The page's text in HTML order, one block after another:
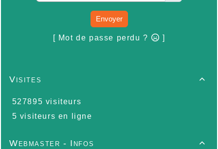
Envoyer
[ Mot de passe perdu ? ]

Visites
527895 visiteurs
5 visiteurs en ligne

Webmaster - Infos